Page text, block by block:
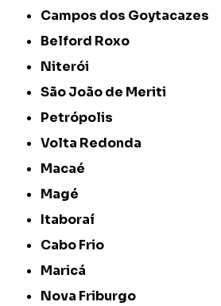
Campos dos Goytacazes
Belford Roxo
Niterói
São João de Meriti
Petrópolis
Volta Redonda
Macaé
Magé
Itaboraí
Cabo Frio
Maricá
Nova Friburgo